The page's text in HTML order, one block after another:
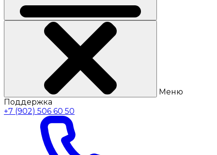
Меню
Поддержка
+7 (902) 506 60 50